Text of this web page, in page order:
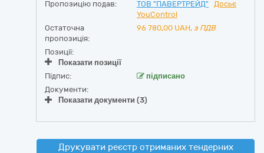
Пропозицію подав: ТОВ "ПАВЕРТРЕЙД"
Досьє
YouControl
Остаточна
пропозиція:
96 780,00 UAH, з ПДВ
Позиції:
Показати позиції
Підпис:
підписано
Документи:
Показати документи (3)
Друкувати реєстр отриманих тендерних